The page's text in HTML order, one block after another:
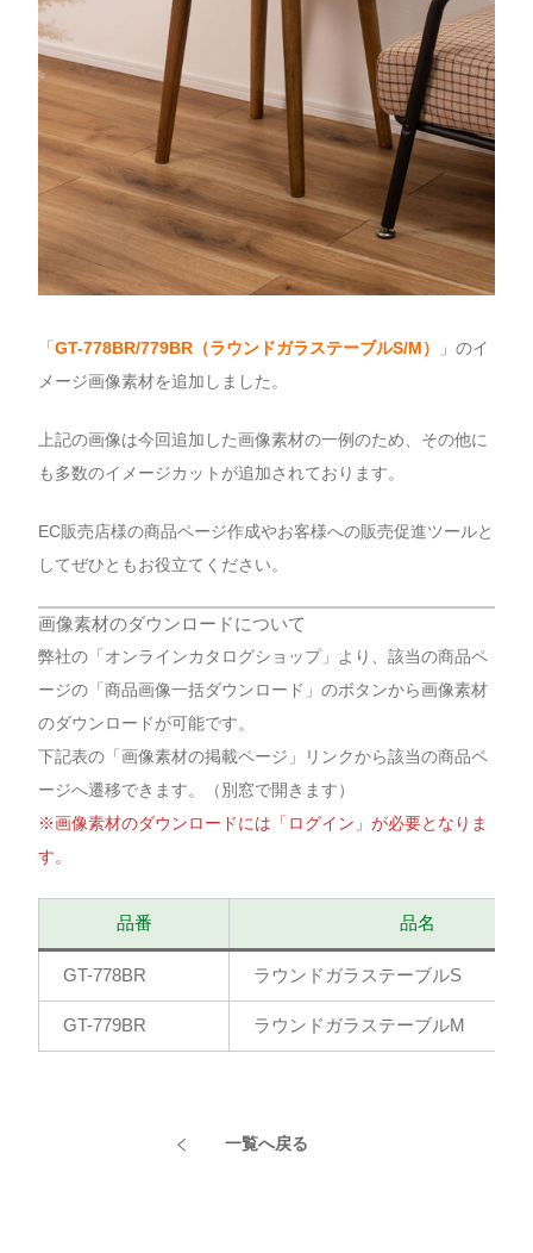
「GT-778BR/779BR（ラウンドガラステーブルS/M）
」のイ
メージ画像素材を追加しました。
上記の画像は今回追加した画像素材の一例のため、その他に
も多数のイメージカットが追加されております。
EC販売店様の商品ページ作成やお客様への販売促進ツールと
してぜひともお役立てください。
画像素材のダウンロードについて
弊社の「オンラインカタログショップ」より、該当の商品ペ
ージの「商品画像一括ダウンロード」のボタンから画像素材
のダウンロードが可能です。
下記表の「画像素材の掲載ページ」リンクから該当の商品ペ
ージへ遷移できます。（別窓で開きます）
※画像素材のダウンロードには「ログイン」が必要となりま
す。
品番 品名
GT-778BR ラウンドガラステーブルS
GT-779BR ラウンドガラステーブルM
一覧へ戻る